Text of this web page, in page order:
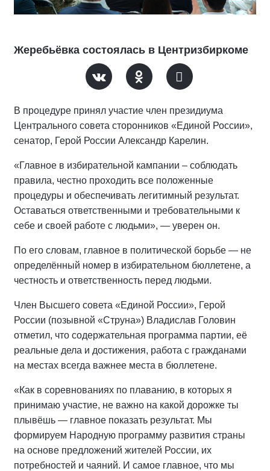
Жеребьёвка состоялась в Центризбиркоме
В процедуре принял участие член президиума
Центрального совета сторонников «Единой России»,
сенатор, Герой России Александр Карелин.
«Главное в избирательной кампании – соблюдать
правила, честно проходить все положенные
процедуры и обеспечивать легитимный результат.
Оставаться ответственными и требовательными к
себе и своей работе с людьми», — уверен он.
По его словам, главное в политической борьбе — не
определённый номер в избирательном бюллетене, а
честность и ответственность перед людьми.
Член Высшего совета «Единой России», Герой
России (позывной «Струна») Владислав Головин
отметил, что содержательная программа партии, её
реальные дела и достижения, работа с гражданами
на местах всегда важнее места в бюллетене.
«Как в соревнованиях по плаванию, в которых я
принимаю участие, не важно на какой дорожке ты
плывёшь — главное показать результат. Мы
формируем Народную программу развития страны
на основе предложений жителей России, их
потребностей и чаяний. И самое главное, что мы